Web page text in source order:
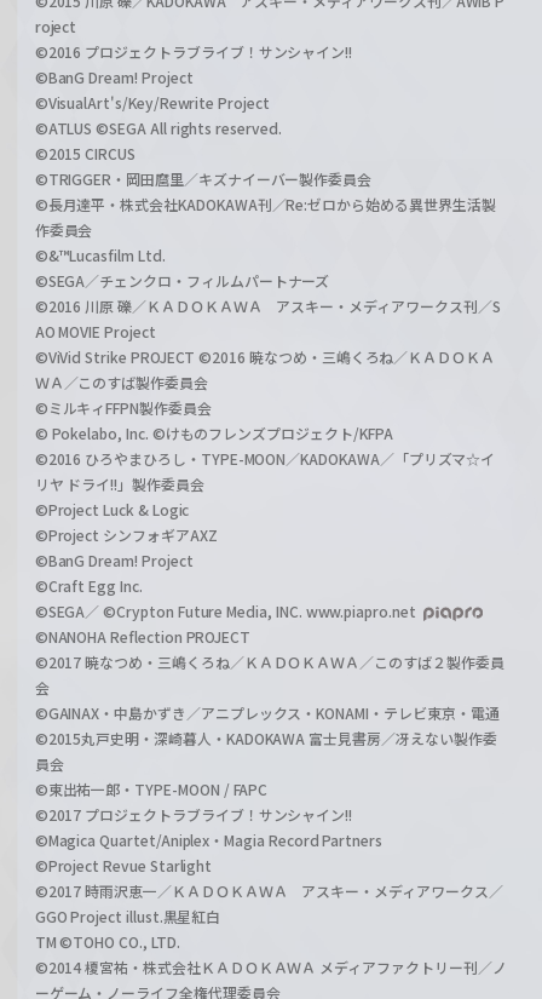
roject
©2016 プロジェクトラブライブ！サンシャイン!!
©BanG Dream! Project
©VisualArt's/Key/Rewrite Project
©ATLUS ©SEGA All rights reserved.
©2015 CIRCUS
©TRIGGER・岡田麿里／キズナイーバー製作委員会
©長月達平・株式会社KADOKAWA刊／Re:ゼロから始める異世界生活製
作委員会
©&™Lucasfilm Ltd.
©SEGA／チェンクロ・フィルムパートナーズ
©2016 川原 礫／ＫＡＤＯＫＡＷＡ アスキー・メディアワークス刊／S
AO MOVIE Project
©ViVid Strike PROJECT ©2016 暁なつめ・三嶋くろね／ＫＡＤＯＫＡ
ＷＡ／このすば製作委員会
©ミルキィFFPN製作委員会
© Pokelabo, Inc. ©けものフレンズプロジェクト/KFPA
©2016 ひろやまひろし・TYPE-MOON／KADOKAWA／「プリズマ☆イ
リヤ ドライ!!」製作委員会
©Project Luck & Logic
©Project シンフォギアAXZ
©BanG Dream! Project
©Craft Egg Inc.
©SEGA／ ©Crypton Future Media, INC. www.piapro.net
©NANOHA Reflection PROJECT
©2017 暁なつめ・三嶋くろね／ＫＡＤＯＫＡＷＡ／このすば２製作委員
会
©GAINAX・中島かずき／アニプレックス・KONAMI・テレビ東京・電通
©2015丸戸史明・深崎暮人・KADOKAWA 富士見書房／冴えない製作委
員会
©東出祐一郎・TYPE-MOON / FAPC
©2017 プロジェクトラブライブ！サンシャイン!!
©Magica Quartet/Aniplex・Magia Record Partners
©Project Revue Starlight
©2017 時雨沢恵一／ＫＡＤＯＫＡＷＡ アスキー・メディアワークス／
GGO Project illust.黒星紅白
TM ©TOHO CO., LTD.
©2014 榎宮祐・株式会社ＫＡＤＯＫＡＷＡ メディアファクトリー刊／ノ
ーゲーム・ノーライフ全権代理委員会